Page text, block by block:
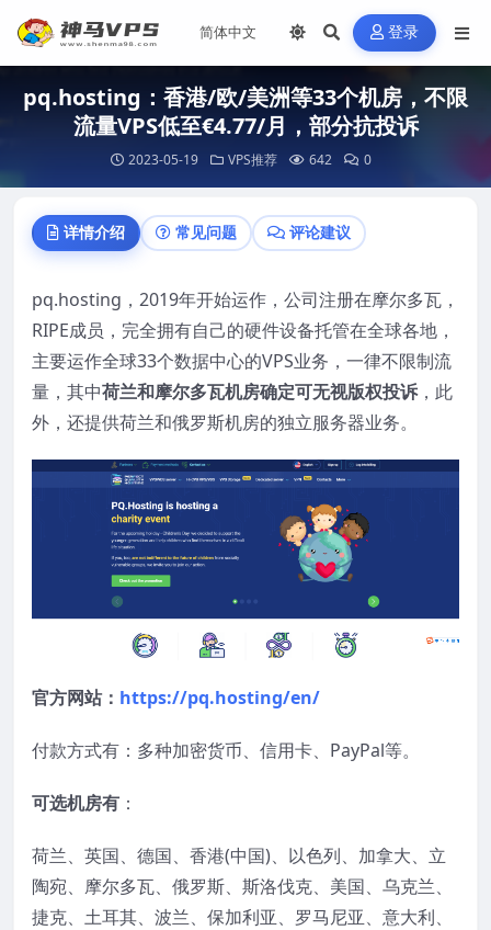
登录
pq.hosting：香港/欧/美洲等33个机房，不限
流量VPS低至€4.77/月，部分抗投诉
2023-05-19 VPS推荐 642 0
详情介绍 常见问题 评论建议
pq.hosting，2019年开始运作，公司注册在摩尔多瓦，
RIPE成员，完全拥有自己的硬件设备托管在全球各地，
主要运作全球33个数据中心的VPS业务，一律不限制流
量，其中荷兰和摩尔多瓦机房确定可无视版权投诉，此
外，还提供荷兰和俄罗斯机房的独立服务器业务。
官方网站： https://pq.hosting/en/
付款方式有：多种加密货币、信用卡、PayPal等。
可选机房有 ：
荷兰、英国、德国、香港(中国)、以色列、加拿大、立
陶宛、摩尔多瓦、俄罗斯、斯洛伐克、美国、乌克兰、
捷克、土耳其、波兰、保加利亚、罗马尼亚、意大利、